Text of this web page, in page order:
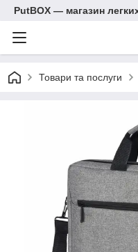
PutBOX — магазин
Товари та послуги